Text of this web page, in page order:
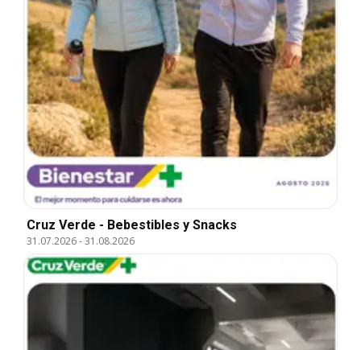
Cruz Verde - Bebestibles y Snacks
31.07.2026-31.08.2026